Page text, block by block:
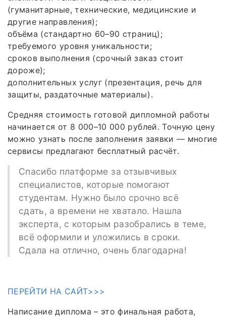
(гуманитарные, технические, медицинские и
другие направления);
объёма (стандартно 60–90 страниц);
требуемого уровня уникальности;
сроков выполнения (срочный заказ стоит
дороже);
дополнительных услуг (презентация, речь для
защиты, раздаточные материалы).
Средняя стоимость готовой дипломной работы
начинается от 8 000–10 000 рублей. Точную цену
можно узнать после заполнения заявки — многие
сервисы предлагают бесплатный расчёт.
Спасибо платформе за отзывчивых
специалистов, которые помогают
студентам. Нужно было срочно всё
сдать, а времени не хватало. Нашла
эксперта, с которым разобрались в теме,
всё оформили и уложились в сроки.
Сдала на отлично, очень благодарна!
ПЕРЕЙТИ НА САЙТ>>>
Написание диплома – это финальная работа,